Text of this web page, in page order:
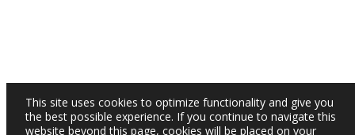
This site uses cookies to optimize functionality and give you
the best possible experience. If you continue to navigate this
website beyond this page, cookies will be placed on your